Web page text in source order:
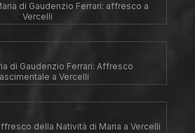
di Gaudenzio Ferrari: affresco a
Vercelli
di Gaudenzio Ferrari: Affresco
a Vercelli
della Natività di Maria a Vercelli